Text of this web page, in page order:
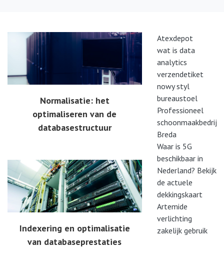
Normalisatie: het
optimaliseren van de
databasestructuur
Indexering en optimalisatie
van databaseprestaties
Atexdepot
wat is data
analytics
verzendetiket
nowy styl
bureaustoel
Professioneel
schoonmaakbedrijf
Breda
Waar is 5G
beschikbaar in
Nederland? Bekijk
de actuele
dekkingskaart
Artemide
verlichting
zakelijk gebruik